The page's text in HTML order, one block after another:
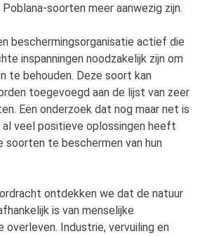
soorten meer aanwezig zijn.
beschermingsorganisatie actief die
inspanningen noodzakelijk zijn om
te behouden. Deze soort kan
toegevoegd aan de lijst van zeer
Een onderzoek dat nog maar net is
veel positieve oplossingen heeft
soorten te beschermen van hun
ontdekken we dat de natuur
is van menselijke
overleven. Industrie, vervuiling en